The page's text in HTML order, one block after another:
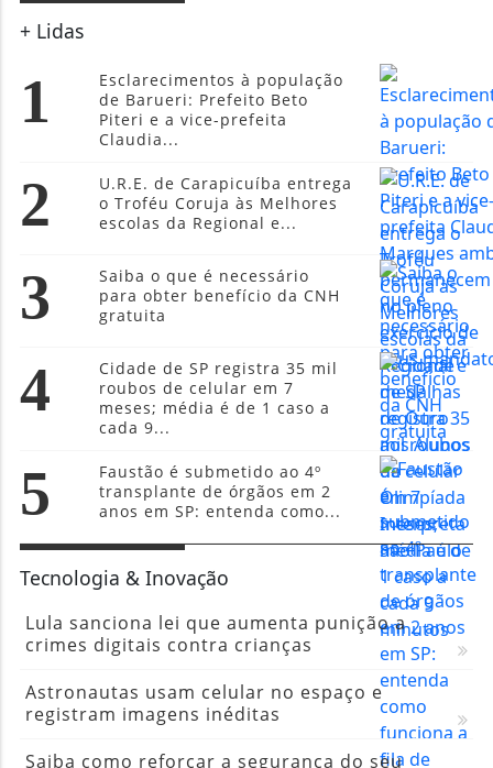
+ Lidas
1
Esclarecimentos à população
de Barueri: Prefeito Beto
Piteri e a vice-prefeita
Claudia...
2
U.R.E. de Carapicuíba entrega
o Troféu Coruja às Melhores
escolas da Regional e...
3
Saiba o que é necessário
para obter benefício da CNH
gratuita
4
Cidade de SP registra 35 mil
roubos de celular em 7
meses; média é de 1 caso a
cada 9...
5
Faustão é submetido ao 4º
transplante de órgãos em 2
anos em SP: entenda como...
Tecnologia & Inovação
Lula sanciona lei que aumenta punição a
crimes digitais contra crianças
Astronautas usam celular no espaço e
registram imagens inéditas
Saiba como reforçar a segurança do seu